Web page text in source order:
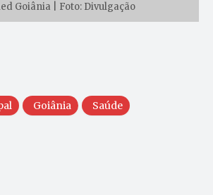
Goiânia | Foto: Divulgação
Goiânia Saúde